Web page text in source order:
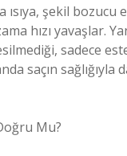
ısıya, şekil bozucu
hızı yavaşlar.
sadece
saçın sağlığıyla
Mu?